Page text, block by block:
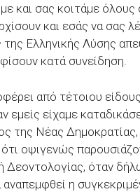
και σας κοιτάμε όλους
και εσάς να σας
Ελληνικής Λύσης
κατά συνείδηση.
από τέτοιου
εμείς είχαμε
της Νέας
οψιγενώς
Δεοντολογίας, όταν
αναπεμφθεί η